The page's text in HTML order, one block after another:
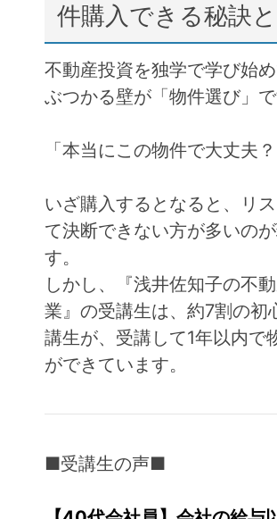
件購入できる秘訣
不動産投資を独学で学び始
ぶつかる壁が「物件選び」で
「本当にこの物件で大丈夫？
いざ購入するとなると、リス
て決断できない方が多いの
す。
しかし、『浅井佐知子の不
業』の受講生は、約7割の初
講生が、受講して1年以内で
ができています。
■受講生の声■